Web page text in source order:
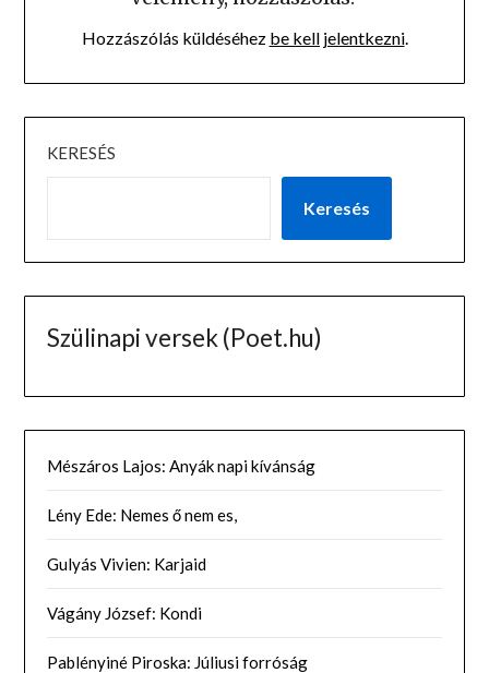
Hozzászólás küldéséhez be kell jelentkezni.
KERESÉS
Keresés
Szülinapi versek (Poet.hu)
Mészáros Lajos: Anyák napi kívánság
Lény Ede: Nemes ő nem es,
Gulyás Vivien: Karjaid
Vágány József: Kondi
Pablényiné Piroska: Júliusi forróság